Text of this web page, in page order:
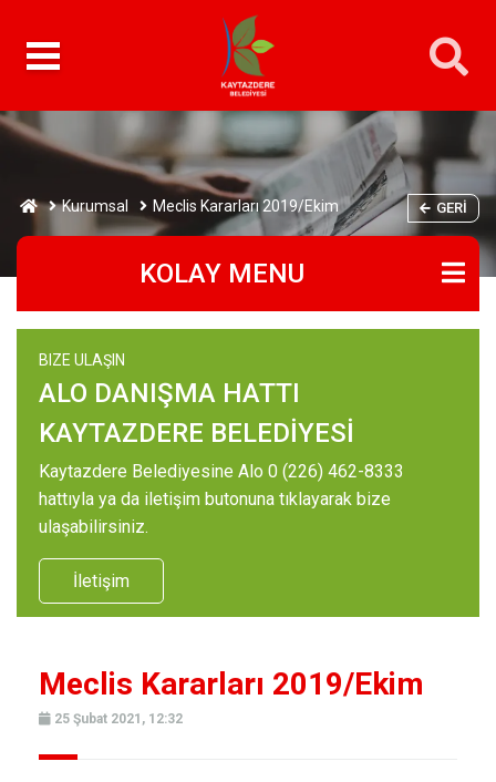
Kurumsal Meclis Kararları 2019/Ekim GERI
KOLAY MENU
BIZE ULAŞIN
ALO DANIŞMA HATTI
KAYTAZDERE BELEDİYESİ
Kaytazdere Belediyesine Alo 0 (226) 462-8333
hattıyla ya da iletişim butonuna tıklayarak bize
ulaşabilirsiniz.
İletişim
Meclis Kararları 2019/Ekim
25 Şubat 2021, 12:32